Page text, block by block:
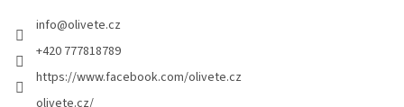
info@olivete.cz
+420 777818789
https://www.facebook.com/olivete.cz